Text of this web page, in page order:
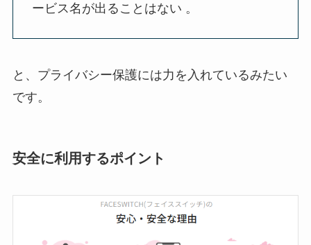
ービス名が出ることはない 。
と、プライバシー保護には力を入れているみたい
です。
安全に利用するポイント